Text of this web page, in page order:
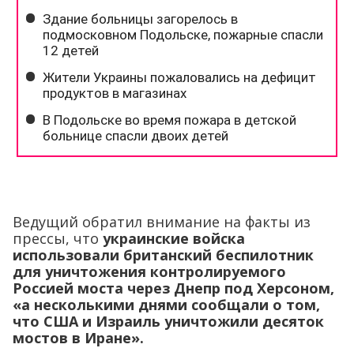
Ведущий обратил внимание на факты из
прессы, что украинские войска
использовали британский беспилотник
для уничтожения контролируемого
Россией моста через Днепр под Херсоном,
«а несколькими днями сообщали о том,
что США и Израиль уничтожили десяток
мостов в Иране».